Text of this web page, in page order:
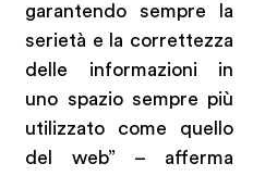
garantendo sempre la
serietà e la correttezza
delle informazioni in
uno spazio sempre più
utilizzato come quello
del web” – afferma